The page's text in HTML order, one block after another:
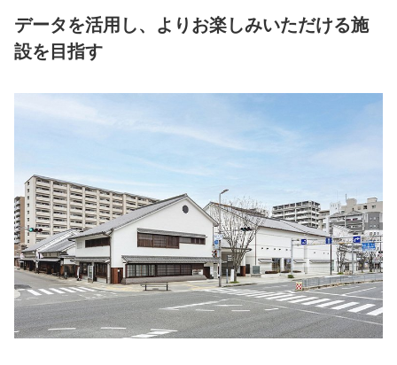
データを活用し、よりお楽しみいただける施
設を目指す